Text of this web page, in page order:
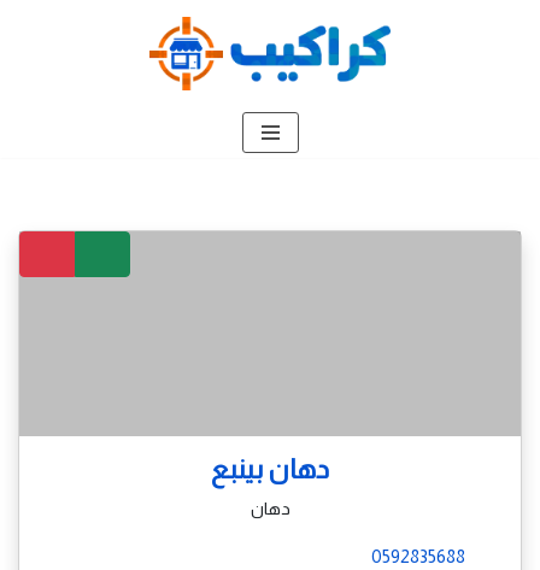
دهان بينبع
دهان
0592835688